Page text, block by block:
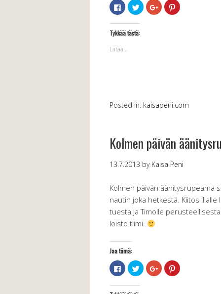
Jaa
Facebookissa(Avautuu
uudessa
ikkunassa)
Jaa
Twitterissä(Avautuu
uudessa
Jaa
Google+
palvelussa(Avautuu
Jaa
Pinterest
Tykkää tästä:
Lataa...
Posted in: kaisapeni.com
Kolmen päivän
13.7.2013 by Kaisa Peni
Kolmen päivän äänitysrupeama
nautin joka hetkestä. Kiitos
tuesta ja Timolle
loisto tiimi.
Jaa tämä:
Jaa
Facebookissa(Avautuu
uudessa
ikkunassa)
Jaa
Twitterissä(Avautuu
uudessa
Jaa
Google+
palvelussa(Avautuu
Jaa
Pinterest